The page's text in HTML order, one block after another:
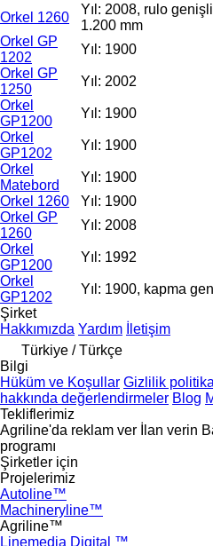
Orkel 1260
Yıl: 2008, rulo
1.200 mm
Orkel GP
1202
Yıl: 1900
Orkel GP
1250
Yıl: 2002
Orkel
GP1200
Yıl: 1900
Orkel
GP1202
Yıl: 1900
Orkel
Matebord
Yıl: 1900
Orkel 1260
Yıl: 1900
Orkel GP
1260
Yıl: 2008
Orkel
GP1200
Yıl: 1992
Orkel
GP1202
Yıl: 1900, kapma
Şirket
Hakkımızda Yardım
İletişim
Türkiye / Türkçe
Bilgi
Hüküm ve Koşullar Gizlilik
hakkında değerlendirmeler Blog
Tekliflerimiz
Agriline'da reklam ver
İlan verin
programı
Şirketler için
Projelerimiz
Autoline™
Machineryline™
Agriline™
Linemedia Digital ™